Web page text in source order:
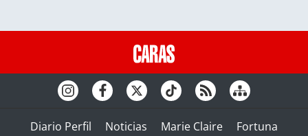
Diario Perfil Noticias Marie Claire
Fortuna